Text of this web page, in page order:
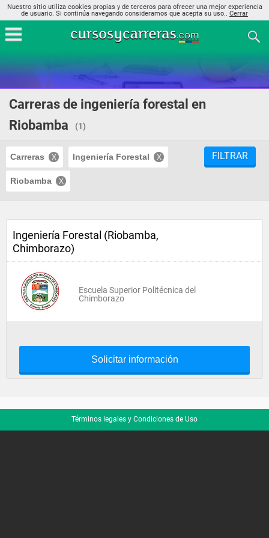
Nuestro sitio utiliza cookies propias y de terceros para ofrecer una mejor experiencia
de usuario. Si continúa navegando consideramos que acepta su uso.. Cerrar
Carreras de ingeniería forestal en
Riobamba
(1)
Carreras Ingeniería Forestal
Riobamba
FILTRAR
Ingeniería Forestal (Riobamba,
Chimborazo)
Escuela Superior Politécnica del
Chimborazo
Solicitar información
Términos legales y Condiciones de Uso